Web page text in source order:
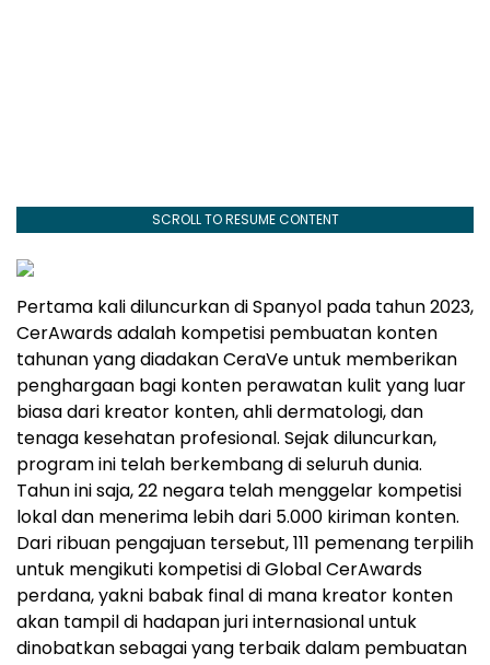
SCROLL TO RESUME CONTENT
Pertama kali diluncurkan di Spanyol pada tahun 2023,
CerAwards adalah kompetisi pembuatan konten
tahunan yang diadakan CeraVe untuk memberikan
penghargaan bagi konten perawatan kulit yang luar
biasa dari kreator konten, ahli dermatologi, dan
tenaga kesehatan profesional. Sejak diluncurkan,
program ini telah berkembang di seluruh dunia.
Tahun ini saja, 22 negara telah menggelar kompetisi
lokal dan menerima lebih dari 5.000 kiriman konten.
Dari ribuan pengajuan tersebut, 111 pemenang terpilih
untuk mengikuti kompetisi di Global CerAwards
perdana, yakni babak final di mana kreator konten
akan tampil di hadapan juri internasional untuk
dinobatkan sebagai yang terbaik dalam pembuatan